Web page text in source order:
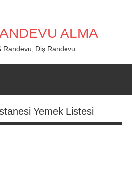
ALMA
Randevu, Diş Randevu
Yemek Listesi